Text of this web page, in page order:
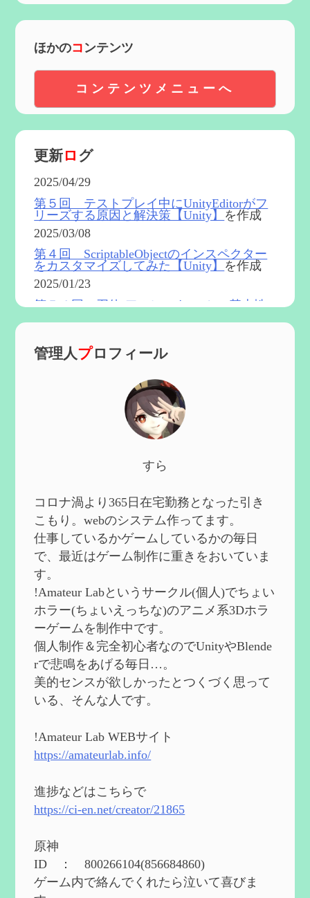
ほかのコ ンテンツ
コンテンツメニューへ
更新ロ グ
2025/04/29
第５回 テストプレイ中にUnityEditorがフ
リーズする原因と解決策【Unity】 を作成
2025/03/08
第４回 ScriptableObjectのインスペクター
をカスタマイズしてみた【Unity】 を作成
2025/01/23
第５４回 召使(アルレッキーノ)の基本性
第６０回 炎神マーヴィカの性能、探索に
第５９回 アチーブメント「対決者・２」
を作成
第５８回 集敵以外のすべてを持ってしま
ったサポーターシロネンの解説【2凸ま
2024/09/02
第５７回 アチーブメント「対決者・１」
を手に入れたい
を作成
2024/09/02
第５６回 ムアラニの簡易解説と使用感な
ど【0~1凸】
2024/08/11
第５５回 【無凸無モチ】エミリエを使っ
てみた感想を作成
2024/06/26
第４９回 フリーナの簡易性能紹介とテン
ションについての検証を更新
2024/05/12
能と3凸までを更新
2024/05/11
eを3BBB化してみた
2024/04/26
2024/04/03
第４８回 ヌヴィレットの性能と凸比較
更新
管理人プロフィール
すら
コロナ渦より365日在宅勤務となった引き
こもり。webのシステム作ってます。
仕事しているかゲームしているかの毎日
で、最近はゲーム制作に重きをおいていま
す。
!Amateur Labというサークル(個人)でちょい
ホラー(ちょいえっちな)のアニメ系3Dホラ
ーゲームを制作中です。
個人制作＆完全初心者なのでUnityやBlende
rで悲鳴をあげる毎日…。
美的センスが欲しかったとつくづく思って
いる、そんな人です。
!Amateur Lab WEBサイト
https://amateurlab.info/
進捗などはこちらで
https://ci-en.net/creator/21865
原神
ID ： 800266104(856684860)
ゲーム内で絡んでくれたら泣いて喜びま